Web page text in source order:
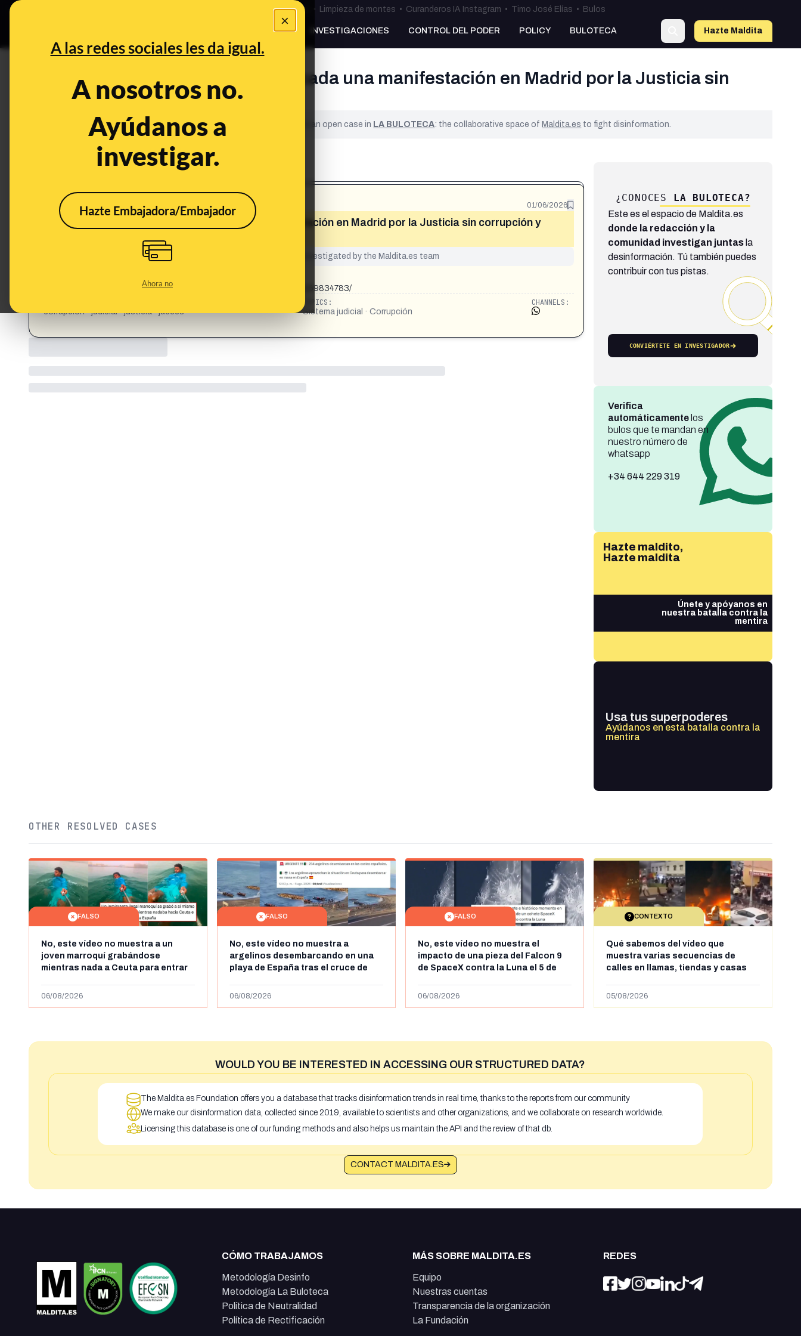
×
A las redes sociales les da igual.
A nosotros no.
Ayúdanos a
investigar.
Hazte Embajadora/Embajador
Ahora no
Bulos Ceuta • Limpieza de montes • Curanderos IA Instagram • Timo José Elías • Bulos
PREBUNKING INVESTIGACIONES CONTROL DEL PODER POLICY BULOTECA Hazte Maldita
¿El 7 de junio de 2026 hay convocada una manifestación en Madrid por la Justicia sin
corrupción y prevaricación?
This content has NOT yet been verified. It is an open case in LA BULOTECA: the collaborative space ofMaldita.es to fight disinformation.
What's being said: 01/06/2026
«El 7 de junio de 2026 hay convocada una manifestación en Madrid por la Justicia sin corrupción y
This content has not yet been investigated by the Maldita.es team
Manifestación 7 junio contra la corrupción judicial es verdad?
https://www.facebook.com/groups/737591178559755/posts/1358174169834783/
corrupción · judicial · justicia · jueces
TOPICS:
Sistema judicial · Corrupción
CHANNELS:
¿CONOCES LA BULOTECA?
Este es el espacio de Maldita.es
donde la redacción y la
comunidad investigan juntasla
desinformación. Tú también puedes
contribuir con tus pistas.
CONVIÉRTETE EN INVESTIGADOR
Verifica
automáticamentelos
bulos que te mandan en
nuestro número de
whatsapp
+34 644 229 319
Hazte maldito,
Hazte maldita
Únete y apóyanos en
nuestra batalla contra la
mentira
Usa tus superpoderes
Ayúdanos en esta batalla contra la
mentira
OTHER RESOLVED CASES
FALSO
No, este vídeo no muestra a un
joven marroquí grabándose
mientras nada a Ceuta para entrar
más de 450km de Ceuta y el autor lo
06/08/2026
FALSO
No, este vídeo no muestra a
argelinos desembarcando en una
playa de España tras el cruce de
de julio de 2026: son imágenes de
06/08/2026
FALSO
No, este vídeo no muestra el
impacto de una pieza del Falcon 9
de SpaceX contra la Luna el 5 de
menos abril de 2026
06/08/2026
CONTEXTO
Qué sabemos del vídeo que
muestra varias secuencias de
calles en llamas, tiendas y casas
supuestamente en España tras la
05/08/2026
WOULD YOU BE INTERESTED IN ACCESSING OUR STRUCTURED DATA?
The Maldita.es Foundation offers you a database that tracks disinformation trends in real time, thanks to the reports from our community
We make our disinformation data, collected since 2019, available to scientists and other organizations, and we collaborate on research worldwide.
Licensing this database is one of our funding methods and also helps us maintain the API and the review of that db.
CONTACT MALDITA.ES
CÓMO TRABAJAMOS
Metodología Desinfo
Metodología La Buloteca
Política de Neutralidad
Política de Rectificación
MÁS SOBRE MALDITA.ES
Equipo
Nuestras cuentas
Transparencia de la organización
La Fundación
REDES